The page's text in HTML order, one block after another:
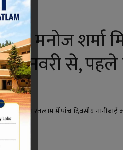
मनोज शर्मा
जनवरी से, पहले
मंडल द्वारा रतलाम में पांच दिवसीय
- 23:43